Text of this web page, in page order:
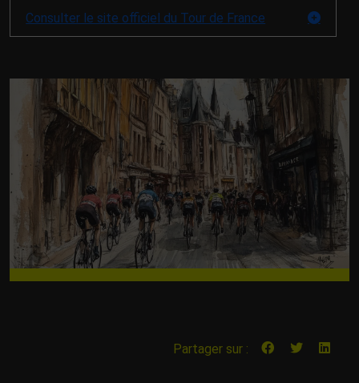
Consulter le site officiel du Tour de France
Partager sur :